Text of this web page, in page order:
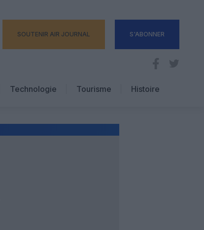
SOUTENIR AIR JOURNAL S'ABONNER
Technologie
Tourisme
Hôtellerie
Histoire